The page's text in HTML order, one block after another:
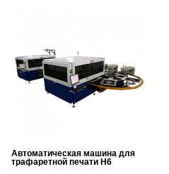
Автоматическая машина для
трафаретной печати H6